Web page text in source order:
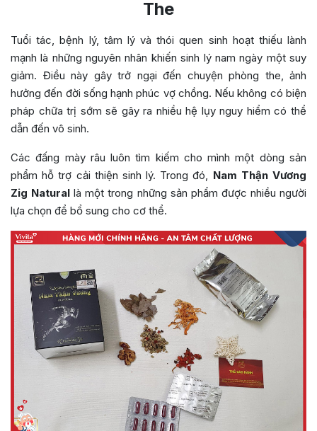
The
Tuổi tác, bệnh lý, tâm lý và thói quen sinh hoạt thiếu lành
mạnh là những nguyên nhân khiến sinh lý nam ngày một suy
giảm. Điều này gây trở ngại đến chuyện phòng the, ảnh
hưởng đến đời sống hạnh phúc vợ chồng. Nếu không có biện
pháp chữa trị sớm sẽ gây ra nhiều hệ lụy nguy hiểm có thể
dẫn đến vô sinh.
Các đấng mày râu luôn tìm kiếm cho mình một dòng sản
phẩm hỗ trợ cải thiện sinh lý. Trong đó, Nam Thận Vương
Zig Natural là một trong những sản phẩm được nhiều người
lựa chọn để bổ sung cho cơ thể.